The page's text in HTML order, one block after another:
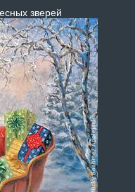
зверей